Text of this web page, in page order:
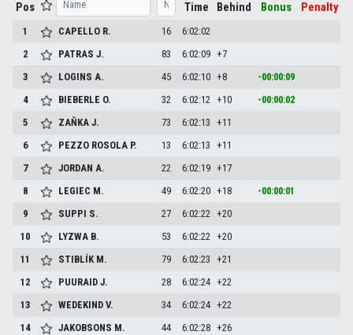
Pos Time Behind Bonus Penalty
1 CAPELLO R. 16
6:02:02
2
PATRASJ. 83 6:02:09 +7
3
LOGINSA. 45 6:02:10 +8
-00:00:09
4
BIEBERLE O. 32 6:02:12 +10
-00:00:02
5
ZAŇKAJ. 73 6:02:13 +11
6
PEZZO ROSOLA P. 13 6:02:13 +11
7
JORDANA. 22 6:02:19 +17
8
LEGIEC M. 49 6:02:20 +18
-00:00:01
9
SUPPI S. 27 6:02:22 +20
10
LYZWA B. 53 6:02:22 +20
11
STIBLÍK M. 79 6:02:23 +21
12
PUURAIDJ. 28 6:02:24 +22
13
WEDEKINDV. 34 6:02:24 +22
14
JAKOBSONS M. 44 6:02:28 +26